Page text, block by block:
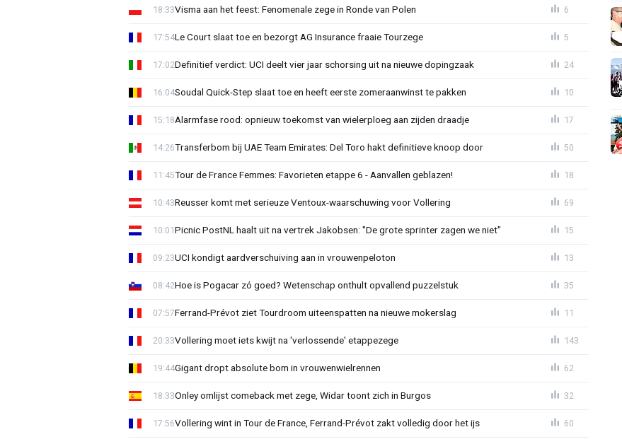
Visma aan het feest: Fenomenale zege in Ronde van Polen
18:33 6
Le Court slaat toe en bezorgt AG Insurance fraaie Tourzege
17:54 5
Definitief verdict: UCI deelt vier jaar schorsing uit na nieuwe dopingzaak
17:02 24
Soudal Quick-Step slaat toe en heeft eerste zomeraanwinst te pakken
16:04 10
Alarmfase rood: opnieuw toekomst van wielerploeg aan zijden draadje
15:18 17
Transferbom bij UAE Team Emirates: Del Toro hakt definitieve knoop door
14:26 50
Tour de France Femmes: Favorieten etappe 6 - Aanvallen geblazen!
11:45 18
Reusser komt met serieuze Ventoux-waarschuwing voor Vollering
10:43 69
Picnic PostNL haalt uit na vertrek Jakobsen: "De grote sprinter zagen we niet"
10:01 15
UCI kondigt aardverschuiving aan in vrouwenpeloton
09:23 13
Hoe is Pogacar zó goed? Wetenschap onthult opvallend puzzelstuk
08:42 35
Ferrand-Prévot ziet Tourdroom uiteenspatten na nieuwe mokerslag
07:57 11
Vollering moet iets kwijt na 'verlossende' etappezege
20:33 143
Gigant dropt absolute bom in vrouwenwielrennen
19:44 62
Onley omlijst comeback met zege, Widar toont zich in Burgos
18:33 32
Vollering wint in Tour de France, Ferrand-Prévot zakt volledig door het ijs
17:56 60